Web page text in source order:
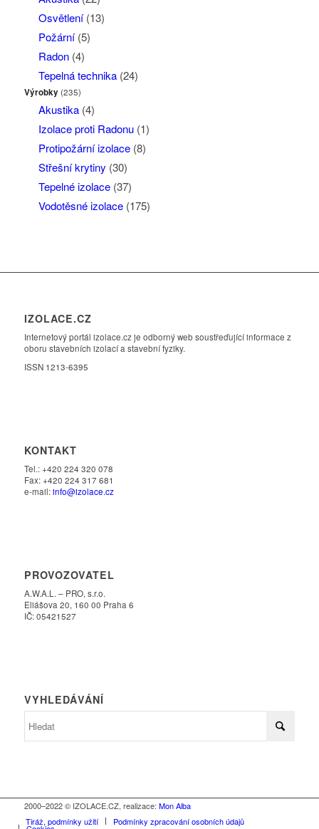
Osvětlení(13)
Požární(5)
Radon(4)
Tepelná technika(24)
Výrobky(235)
Akustika(4)
Izolace proti Radonu(1)
Protipožární izolace(8)
Střešní krytiny (30)
Tepelné izolace(37)
Vodotěsné izolace(175)
IZOLACE.CZ
Internetový portál izolace.cz je odborný web soustřeďující informace z
oboru stavebních izolací a stavební fyziky.
ISSN 1213-6395
KONTAKT
Tel.: +420 224 320 078
Fax: +420 224 317 681
e-mail:info@izolace.cz
PROVOZOVATEL
A.W.A.L. – PRO, s.r.o.
Eliášova 20, 160 00 Praha 6
IČ: 05421527
VYHLEDÁVÁNÍ
2000–2022 © IZOLACE.CZ, realizace: Mon Alba
Tiráž, podmínky užití
Podmínky zpracování osobních údajů